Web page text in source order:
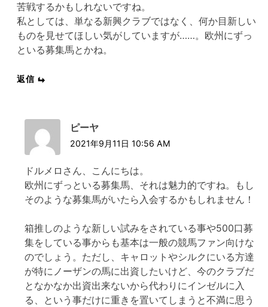
苦戦するかもしれないですね。
私としては、単なる新興クラブではなく、何か目新しい
ものを見せてほしい気がしていますが……。欧州にずっ
といる募集馬とかね。
返信
ピーヤ
2021年9月11日 10:56 AM
ドルメロさん、こんにちは。
欧州にずっといる募集馬、それは魅力的ですね。もし
そのような募集馬がいたら入会するかもしれません！
箱推しのような新しい試みをされている事や500口募
集をしている事からも基本は一般の競馬ファン向けな
のでしょう。ただし、キャロットやシルクにいる方達
が特にノーザンの馬に出資したいけど、今のクラブだ
となかなか出資出来ないから代わりにインゼルに入
る、という事だけに重きを置いてしまうと不満に思う